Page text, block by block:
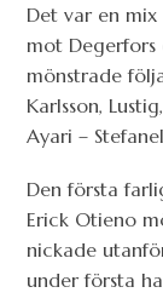
Det var en
mot Degerfors
mönstrade
Karlsson,
Ayari –
Den första
Erick Otieno
nickade
under första